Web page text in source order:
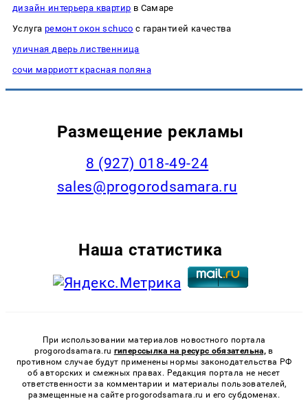
дизайн интерьера квартир в Самаре
Услуга ремонт окон schuco с гарантией качества
уличная дверь лиственница
сочи марриотт красная поляна
Размещение рекламы
8 (927) 018-49-24
sales@progorodsamara.ru
Наша статистика
При использовании материалов новостного портала
progorodsamara.ru гиперссылка на ресурс обязательна, в
противном случае будут применены нормы законодательства РФ
об авторских и смежных правах. Редакция портала не несет
ответственности за комментарии и материалы пользователей,
размещенные на сайте progorodsamara.ru и его субдоменах.